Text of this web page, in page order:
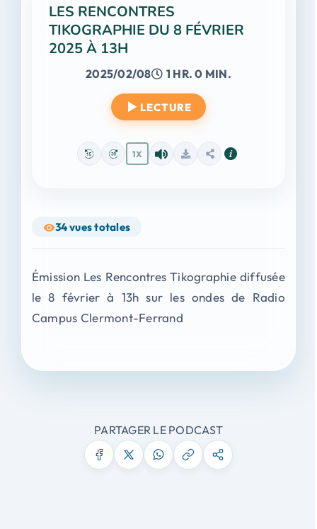
LES RENCONTRES
TIKOGRAPHIE DU 8 FÉVRIER
2025 À 13H
2025/02/08 1 HR. 0 MIN.
LECTURE
1X
34vues totales
Émission Les Rencontres Tikographie diffusée
le 8 février à 13h sur les ondes de Radio
Campus Clermont-Ferrand
PARTAGER LE PODCAST